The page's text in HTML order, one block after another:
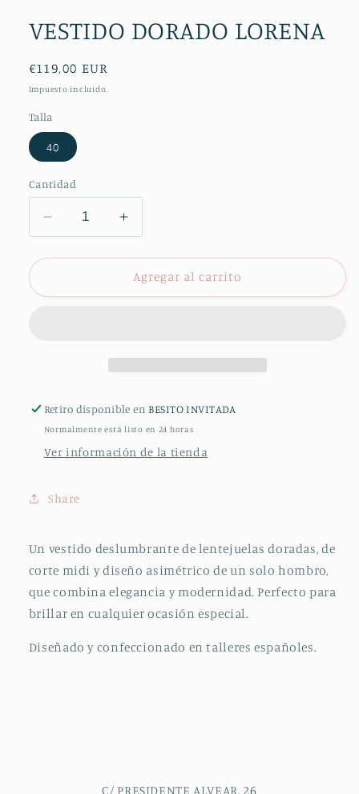
1
en
ventana
modal
VESTIDO DORADO LORENA
Precio
habitual
€119,00 EUR
Impuesto incluido.
Talla
40
Cantidad
Reducir
cantidad
para
DORADO
Aumentar
cantidad
para
VESTIDO
DORADO
Agregar al carrito
Retiro disponible enBESITO INVITADA
Normalmente está listo en 24 horas
Ver información de la tienda
Share
Un vestido deslumbrante de lentejuelas doradas, de
corte midi y diseño asimétrico de un solo hombro,
que combina elegancia y modernidad. Perfecto para
brillar en cualquier ocasión especial.
Diseñado y confeccionado en talleres españoles.
C/ PRESIDENTE ALVEAR, 26